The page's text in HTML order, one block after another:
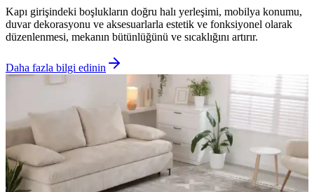
Kapı girişindeki boşlukların doğru halı yerleşimi, mobilya konumu,
duvar dekorasyonu ve aksesuarlarla estetik ve fonksiyonel olarak
düzenlenmesi, mekanın bütünlüğünü ve sıcaklığını artırır.
Daha fazla bilgi edinin